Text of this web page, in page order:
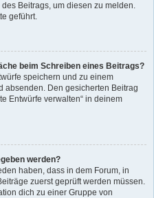
Beitrags, um diesen zu melden.
geführt.
beim Schreiben eines Beitrags?
speichern und zu einem
absenden. Den gesicherten Beitrag
Entwürfe verwalten“ in deinem
werden?
haben, dass in dem Forum, in
zuerst geprüft werden müssen.
dich zu einer Gruppe von